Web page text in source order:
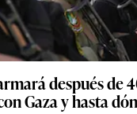
después de
Gaza y hasta